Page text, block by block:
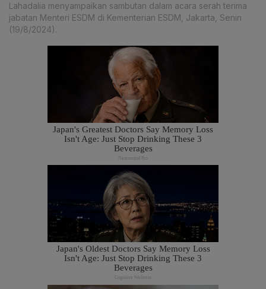
Lahadalia menyampaikan sambutan dalam acara serah terima
jabatan Menteri ESDM di Kementerian ESDM, Jakarta, Senin
(19/8/2024).